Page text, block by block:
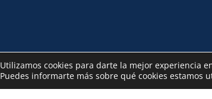
Utilizamos cookies para darte la mejor experiencia
Puedes informarte más sobre qué cookies estamos